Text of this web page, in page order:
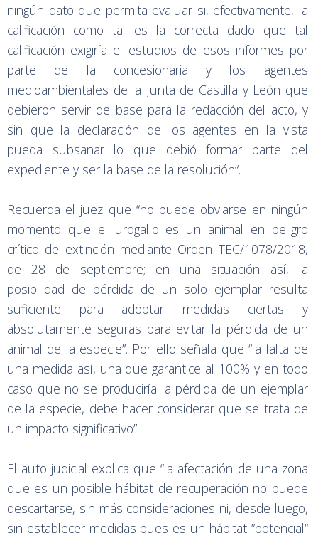
ningún dato que permita evaluar si, efectivamente, la
calificación como tal es la correcta dado que tal
calificación exigiría el estudios de esos informes por
parte de la concesionaria y los agentes
medioambientales de la Junta de Castilla y León que
debieron servir de base para la redacción del acto, y
sin que la declaración de los agentes en la vista
pueda subsanar lo que debió formar parte del
expediente y ser la base de la resolución“.
Recuerda el juez que “no puede obviarse en ningún
momento que el urogallo es un animal en peligro
crítico de extinción mediante Orden TEC/1078/2018,
de 28 de septiembre; en una situación así, la
posibilidad de pérdida de un solo ejemplar resulta
suficiente para adoptar medidas ciertas y
absolutamente seguras para evitar la pérdida de un
animal de la especie”. Por ello señala que “la falta de
una medida así, una que garantice al 100% y en todo
caso que no se produciría la pérdida de un ejemplar
de la especie, debe hacer considerar que se trata de
un impacto significativo”.
El auto judicial explica que “la afectación de una zona
que es un posible hábitat de recuperación no puede
descartarse, sin más consideraciones ni, desde luego,
sin establecer medidas pues es un hábitat ”potencial“